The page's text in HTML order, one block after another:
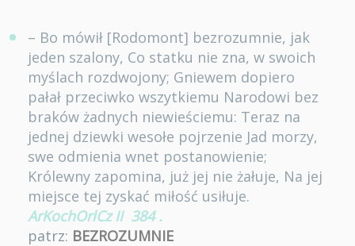
– Bo mówił [Rodomont] bezrozumnie, jak
jeden szalony, Co statku nie zna, w swoich
myślach rozdwojony; Gniewem dopiero
pałał przeciwko wszytkiemu Narodowi bez
braków żadnych niewieściemu: Teraz na
jednej dziewki wesołe pojrzenie Jad morzy,
swe odmienia wnet postanowienie;
Królewny zapomina, już jej nie żałuje, Na jej
miejsce tej zyskać miłość usiłuje.
ArKochOrlCz II 384 .
patrz: BEZROZUMNIE